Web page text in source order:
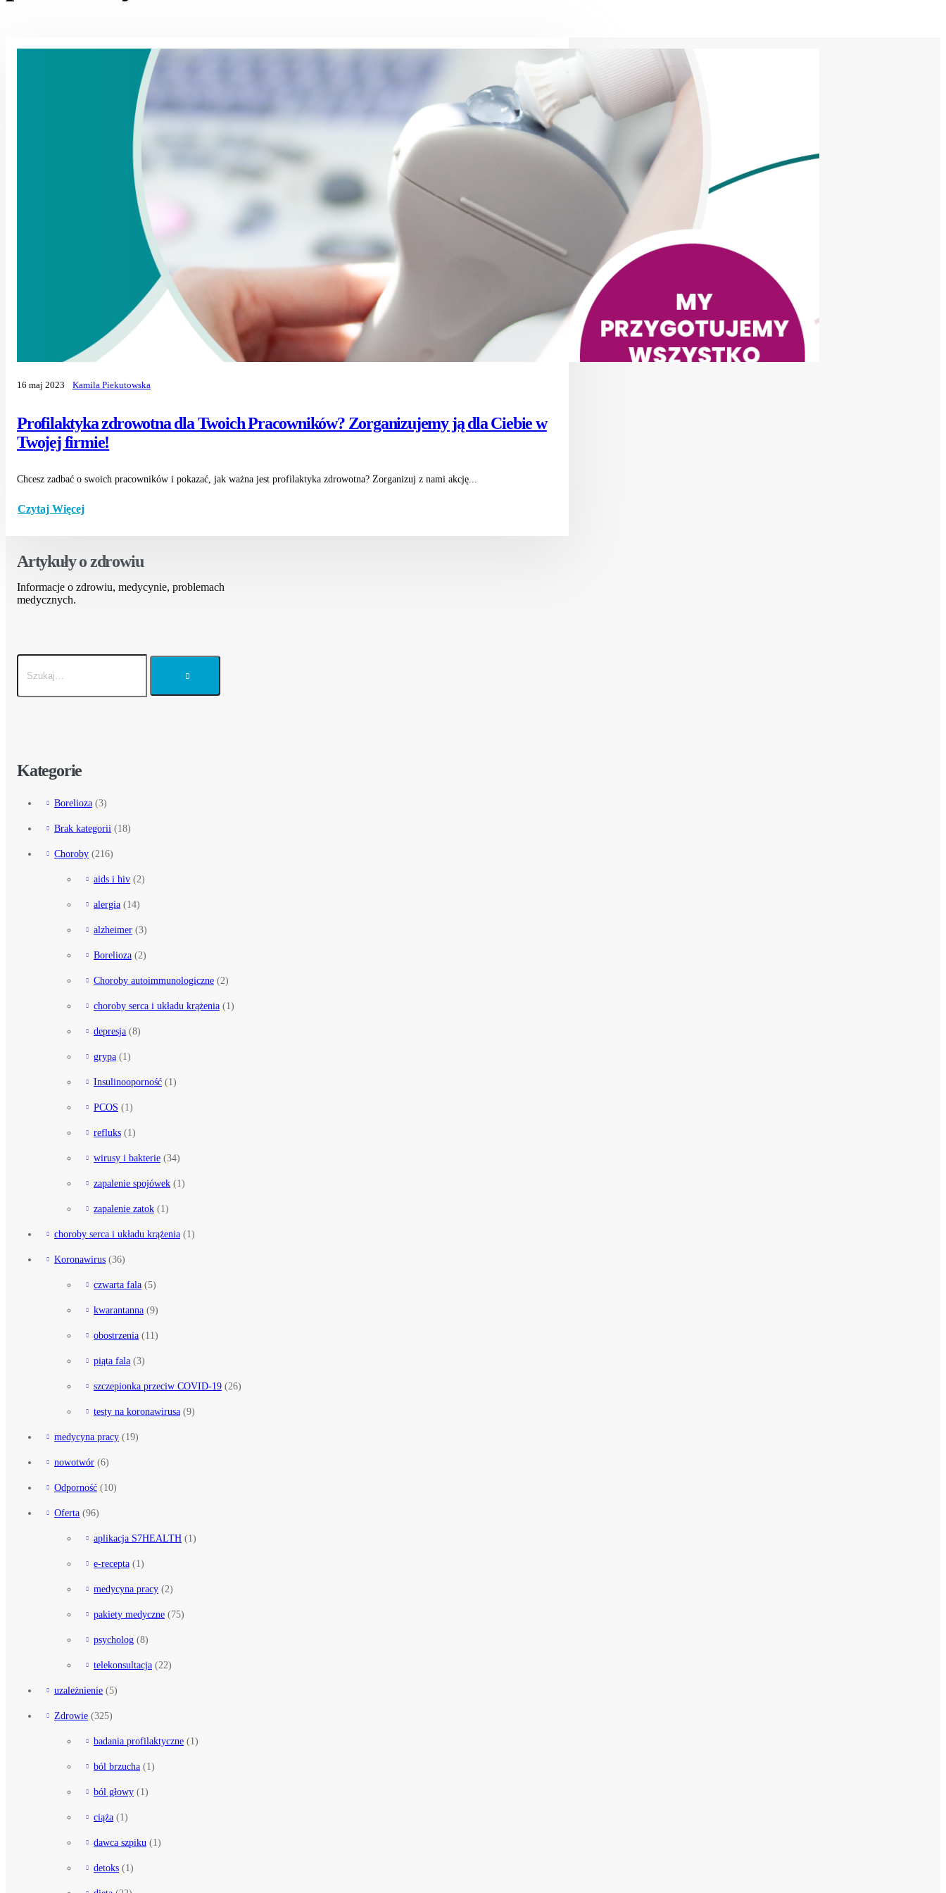
Profilaktyka zdrowotna dla Twoich Pracowników? Zorganizujemy ją dla Ciebie w
Twojej firmie!
16 maj 2023 Kamila Piekutowska
Chcesz zadbać o swoich pracowników i pokazać, jak ważna jest profilaktyka zdrowotna? Zorganizuj z nami akcję...
Czytaj Więcej
Artykuły o zdrowiu
Informacje o zdrowiu, medycynie, problemach
medycznych.
Kategorie
Borelioza (3)
Brak kategorii (18)
Choroby (216)
aids i hiv (2)
alergia (14)
alzheimer (3)
Borelioza (2)
Choroby autoimmunologiczne (2)
choroby serca i układu krążenia (1)
depresja (8)
grypa (1)
Insulinooporność (1)
PCOS (1)
refluks (1)
wirusy i bakterie (34)
zapalenie spojówek (1)
zapalenie zatok (1)
choroby serca i układu krążenia (1)
Koronawirus (36)
czwarta fala (5)
kwarantanna (9)
obostrzenia (11)
piąta fala (3)
szczepionka przeciw COVID-19 (26)
testy na koronawirusa (9)
medycyna pracy (19)
nowotwór (6)
Odporność (10)
Oferta (96)
aplikacja S7HEALTH (1)
e-recepta (1)
medycyna pracy (2)
pakiety medyczne (75)
psycholog (8)
telekonsultacja (22)
uzależnienie (5)
Zdrowie (325)
badania profilaktyczne (1)
ból brzucha (1)
ból głowy (1)
ciąża (1)
dawca szpiku (1)
detoks (1)